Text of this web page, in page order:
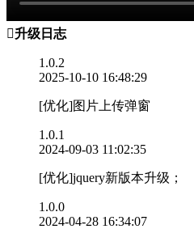
升级日志
1.0.2
2025-10-10 16:48:29
[优化]图片上传弹窗
1.0.1
2024-09-03 11:02:35
[优化]jquery新版本升级；
1.0.0
2024-04-28 16:34:07